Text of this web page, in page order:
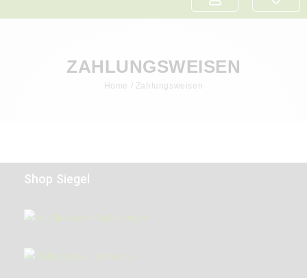
ZAHLUNGSWEISEN
Home / Zahlungsweisen
Shop Siegel